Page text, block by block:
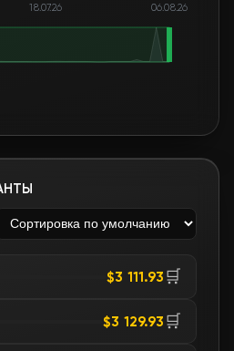
18.07.26 06.08.26
$3 111.93 🛒
$3 129.93 🛒